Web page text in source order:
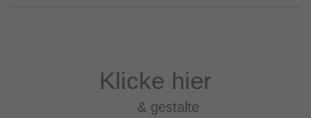
Klicke hier
& gestalte